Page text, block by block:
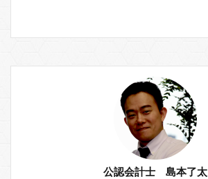
公認会計士 島本了太